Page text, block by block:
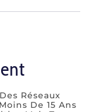
Réseaux
De 15 Ans